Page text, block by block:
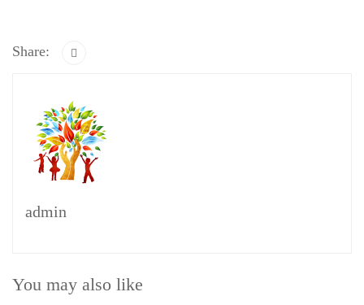
Share:
admin
You may also like